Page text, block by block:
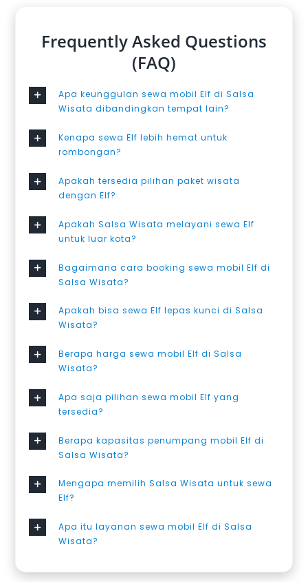
Frequently Asked Questions
(FAQ)
Apa keunggulan sewa mobil Elf di Salsa
Wisata dibandingkan tempat lain?
Kenapa sewa Elf lebih hemat untuk
rombongan?
Apakah tersedia pilihan paket wisata
dengan Elf?
Apakah Salsa Wisata melayani sewa Elf
untuk luar kota?
Bagaimana cara booking sewa mobil Elf di
Salsa Wisata?
Apakah bisa sewa Elf lepas kunci di Salsa
Wisata?
Berapa harga sewa mobil Elf di Salsa
Wisata?
Apa saja pilihan sewa mobil Elf yang
tersedia?
Berapa kapasitas penumpang mobil Elf di
Salsa Wisata?
Mengapa memilih Salsa Wisata untuk sewa
Elf?
Apa itu layanan sewa mobil Elf di Salsa
Wisata?